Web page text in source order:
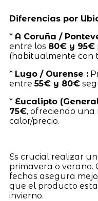
Diferencias por
* A Coruña /
entre los 80€ y 95€
(habitualmente con
* Lugo / Ourense :
entre55€ y 80€
* Eucalipto
75€, ofreciendo
calor/precio.
Es crucial realizar
primavera o verano.
fechas asegura
que el producto
invierno.